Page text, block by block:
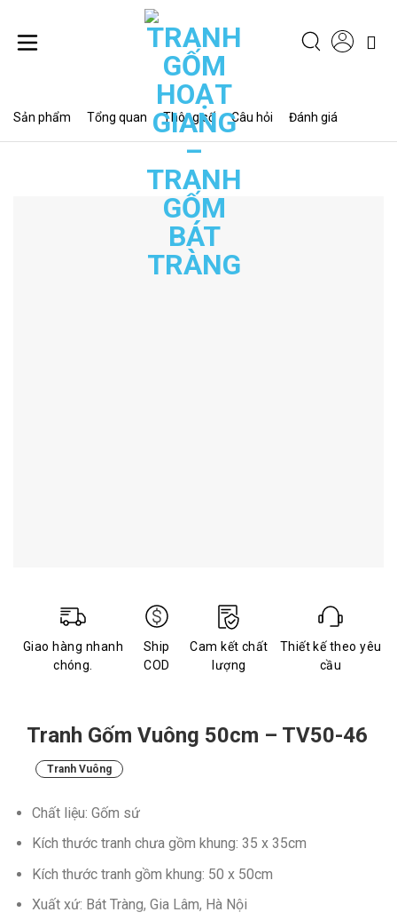
đến
nội
Sản phẩm Tổng quan Thông số Câu hỏi Đánh giá
Giao hàng nhanh
chóng.
Ship
COD
Cam kết chất
lượng
Thiết kế theo yêu
cầu
Tranh Gốm Vuông 50cm – TV50-46
Tranh Vuông
Chất liệu: Gốm sứ
Kích thước tranh chưa gồm khung: 35 x 35cm
Kích thước tranh gồm khung: 50 x 50cm
Xuất xứ: Bát Tràng, Gia Lâm, Hà Nội